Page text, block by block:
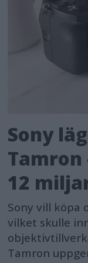
Sony
12
Sony vill köpa
vilket skulle
Tamron